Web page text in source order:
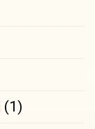
(1)